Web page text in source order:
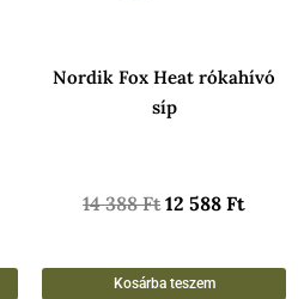
Nordik Fox Heat rókahívó
síp
14 388Ft 12 588 Ft
Kosárba teszem